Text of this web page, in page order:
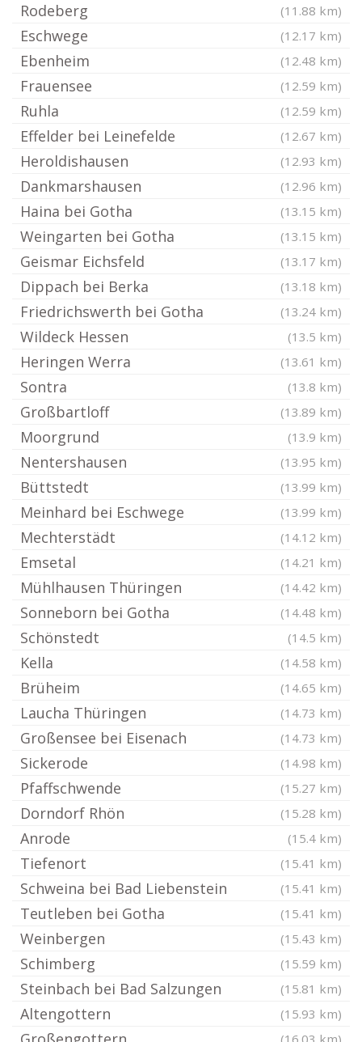
Rodeberg (11.88 km)
Eschwege (12.17 km)
Ebenheim (12.48 km)
Frauensee (12.59 km)
Ruhla (12.59 km)
Effelder bei Leinefelde (12.67 km)
Heroldishausen (12.93 km)
Dankmarshausen (12.96 km)
Haina bei Gotha (13.15 km)
Weingarten bei Gotha (13.15 km)
Geismar Eichsfeld (13.17 km)
Dippach bei Berka (13.18 km)
Friedrichswerth bei Gotha (13.24 km)
Wildeck Hessen (13.5 km)
Heringen Werra (13.61 km)
Sontra (13.8 km)
Großbartloff (13.89 km)
Moorgrund (13.9 km)
Nentershausen (13.95 km)
Büttstedt (13.99 km)
Meinhard bei Eschwege (13.99 km)
Mechterstädt (14.12 km)
Emsetal (14.21 km)
Mühlhausen Thüringen (14.42 km)
Sonneborn bei Gotha (14.48 km)
Schönstedt (14.5 km)
Kella (14.58 km)
Brüheim (14.65 km)
Laucha Thüringen (14.73 km)
Großensee bei Eisenach (14.73 km)
Sickerode (14.98 km)
Pfaffschwende (15.27 km)
Dorndorf Rhön (15.28 km)
Anrode (15.4 km)
Tiefenort (15.41 km)
Schweina bei Bad Liebenstein (15.41 km)
Teutleben bei Gotha (15.41 km)
Weinbergen (15.43 km)
Schimberg (15.59 km)
Steinbach bei Bad Salzungen (15.81 km)
Altengottern (15.93 km)